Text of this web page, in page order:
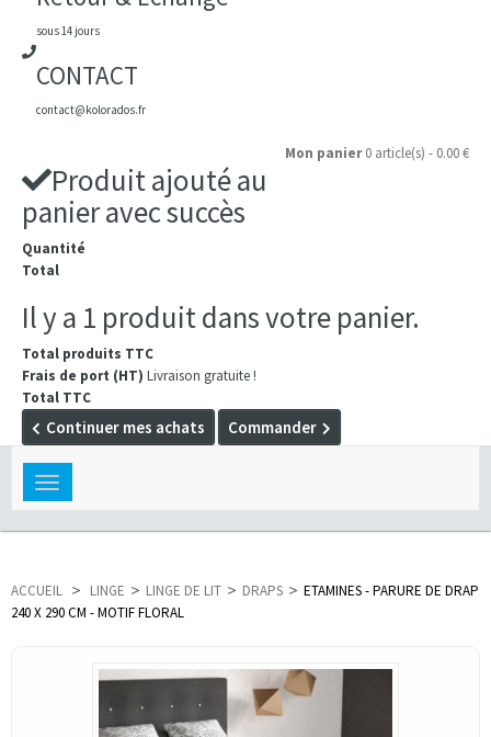
sous 14 jours
CONTACT
contact@kolorados.fr
Mon panier 0 article(s) - 0.00 €
Produit ajouté au
panier avec succès
Quantité
Total
Il y a 1 produit dans votre panier.
Total produits TTC
Frais de port (HT) Livraison gratuite !
Total TTC
Continuer mes achats Commander
Toggle
navigation
ACCUEIL > LINGE > LINGE DE LIT > DRAPS > ETAMINES - PARURE DE DRAP
240 X 290 CM - MOTIF FLORAL